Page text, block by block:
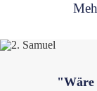
"Wäre